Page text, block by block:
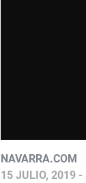
NAVARRA.COM
15 JULIO, 2019 -